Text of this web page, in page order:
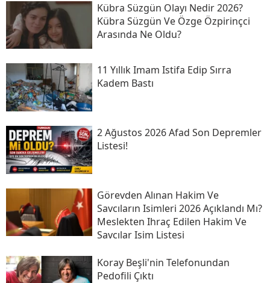
Kübra Süzgün Olayı Nedir 2026?
Kübra Süzgün Ve Özge Özpirinçci
Arasında Ne Oldu?
11 Yıllık Imam Istifa Edip Sırra
Kadem Bastı
2 Ağustos 2026 Afad Son Depremler
Listesi!
Görevden Alınan Hakim Ve
Savcıların Isimleri 2026 Açıklandı Mı?
Meslekten Ihraç Edilen Hakim Ve
Savcılar Isim Listesi
Koray Beşli'nin Telefonundan
Pedofili Çıktı